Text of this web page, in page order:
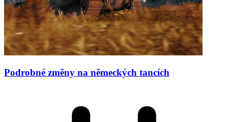
Podrobné změny na německých tancích